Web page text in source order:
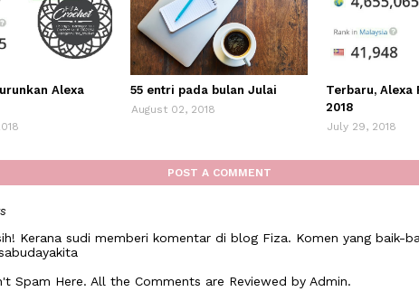
Alexa
55 entri pada bulan Julai
August 02, 2018
Terbaru, Alexa
2018
July 29, 2018
POST A COMMENT
Kerana sudi memberi komentar di blog Fiza. Komen yang baik-
Spam Here. All the Comments are Reviewed by Admin.